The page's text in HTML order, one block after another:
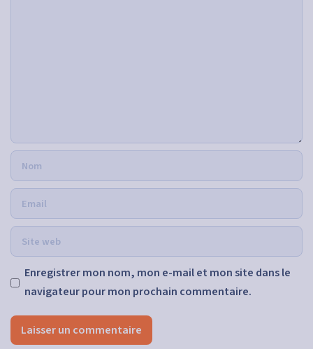
Enregistrer mon nom, mon e-mail et mon site dans le
navigateur pour mon prochain commentaire.